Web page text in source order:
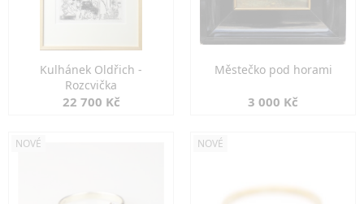
Kulhánek Oldřich -
Rozcvička
22 700 Kč
Městečko pod horami
3 000 Kč
NOVÉ NOVÉ